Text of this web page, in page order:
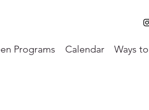
Programs Calendar Ways